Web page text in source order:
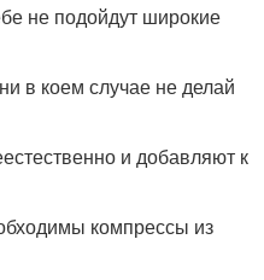
не подойдут широкие
в коем случае не делай
и добавляют к
компрессы из